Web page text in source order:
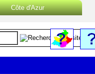
Côte d'Azur
Cannes